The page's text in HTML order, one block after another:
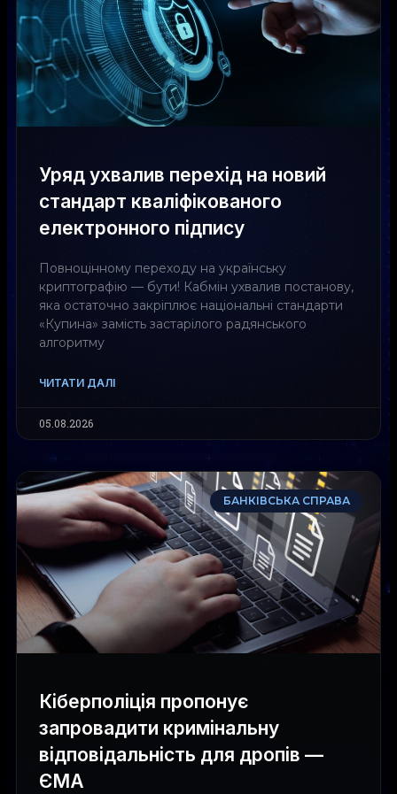
Уряд ухвалив перехід на новий
стандарт кваліфікованого
електронного підпису
Повноцінному переходу на українську
криптографію — бути! Кабмін ухвалив постанову,
яка остаточно закріплює національні стандарти
«Купина» замість застарілого радянського
алгоритму
ЧИТАТИ ДАЛІ
05.08.2026
БАНКІВСЬКА СПРАВА
Кіберполіція пропонує
запровадити кримінальну
відповідальність для дропів —
ЄМА